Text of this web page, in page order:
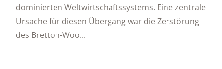
dominierten Weltwirtschaftssystems. Eine zentrale
Ursache für diesen Übergang war die Zerstörung
des Bretton-Woo...